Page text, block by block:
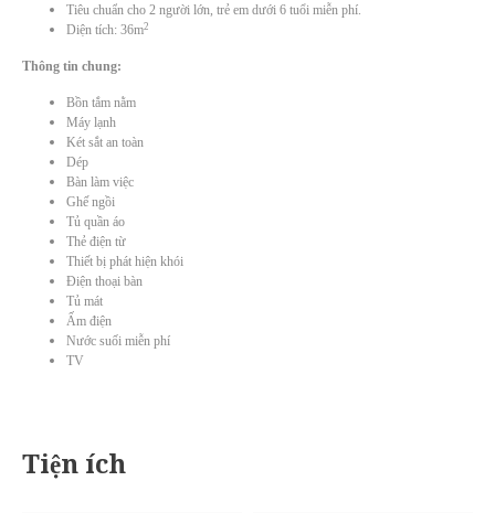
Tiêu chuẩn cho 2 người lớn, trẻ em dưới 6 tuổi miễn phí.
Diện tích: 36m2
Thông tin chung:
Bồn tắm nằm
Máy lạnh
Két sắt an toàn
Dép
Bàn làm việc
Ghế ngồi
Tủ quần áo
Thẻ điện từ
Thiết bị phát hiện khói
Điện thoại bàn
Tủ mát
Ấm điện
Nước suối miễn phí
TV
Tiện ích